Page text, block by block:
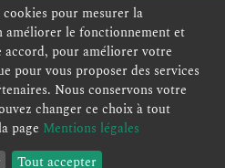
D'EMPLOI SIGNALEMENT
DU SITE
DE CONFIDENTIALITÉ
CONTACT
pour mesurer la
améliorer le fonctionnement et
accord, pour améliorer votre
pour vous proposer des services
Nous conservons votre
changer ce choix à tout
page Mentions légales
Tout accepter